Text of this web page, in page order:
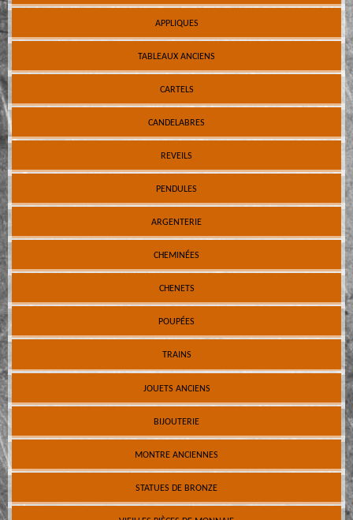
APPLIQUES
TABLEAUX ANCIENS
CARTELS
CANDELABRES
REVEILS
PENDULES
ARGENTERIE
CHEMINÉES
CHENETS
POUPÉES
TRAINS
JOUETS ANCIENS
BIJOUTERIE
MONTRE ANCIENNES
STATUES DE BRONZE